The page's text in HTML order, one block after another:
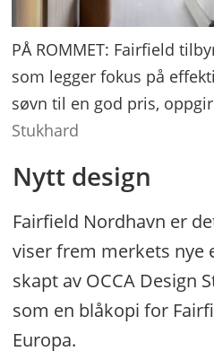
PÅ ROMMET: Fairfield
som legger fokus på
søvn til en god pris,
Stukhard
Nytt design
Fairfield Nordhavn er
viser frem merkets nye
skapt av OCCA Design
som en blåkopi for
Europa.